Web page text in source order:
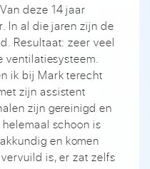
deze 14 jaar
In al die jaren zijn de
Resultaat: zeer veel
ventilatiesysteem.
ik bij Mark terecht
zijn assistent
zijn gereinigd en
schoon is
en komen
is, er zat zelfs